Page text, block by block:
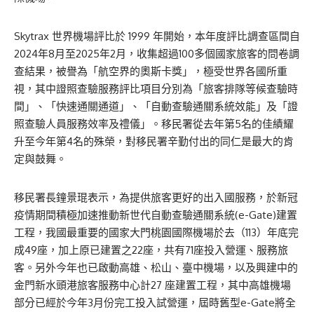
Skytrax 世界機場評比於 1999 年開始，本年度評比調查區間自
2024年8月至2025年2月，收集超過100多個國家旅客的問卷調
查結果，被譽為「航空界的奧斯卡獎」，極受世界各國所重
視，其中證照查驗服務評比項目分別為「旅客排隊等候查驗時
間」、「快速通關通道」、「自動查驗通關系統效能」及「證
照查驗人員服務效率及禮儀」。移民署從去年第5名的佳績耀
升至今年第4名的殊榮，對移民署辛勤付出的同仁是最大的肯
定與鼓舞。
移民署長鐘景琨表示，為提供旅客更好的出入國服務，於新冠
疫情期間積極加速推動新世代自動查驗通關系統(e-Gate)建置
工程，我國最重要的國家大門桃園國際機場於去（113）年底完
成49座，加上原已建置之22座，共有71座投入營運、服務旅
客。另外今年也已啟動高雄、松山、臺中機場，以及興建中的
金門新水頭港旅客服務中心計27 座建置工程，其中高雄機場
部分已經於今年3月份完工投入試營運，屆時舊型e-Gate將全